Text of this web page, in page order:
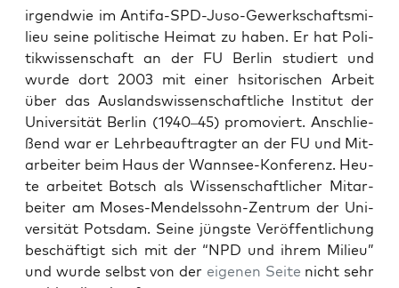
irgend­wie im Anti­fa-SPD-Juso-Gewerk­schafts­mi­
lieu sei­ne poli­ti­sche Hei­mat zu haben. Er hat Poli­
tik­wis­sen­schaft an der FU Ber­lin stu­diert und
wur­de dort 2003 mit einer hsi­to­ri­schen Arbeit
über das Aus­lands­wis­sen­schaft­li­che Insti­tut der
Uni­ver­si­tät Ber­lin (1940–45) pro­mo­viert. Anschlie­
ßend war er Lehr­be­auf­trag­ter an der FU und Mit­
ar­bei­ter beim Haus der Wann­see-Kon­fe­renz. Heu­
te arbei­tet Botsch als Wis­sen­schaft­li­cher Mit­ar­
bei­ter am Moses-Men­dels­sohn-Zen­trum der Uni­
ver­si­tät Pots­dam. Sei­ne jüngs­te Ver­öf­fent­li­chung
beschäf­tigt sich mit der “NPD und ihrem Milieu”
und wur­de selbst von der eige­nen Sei­te nicht sehr